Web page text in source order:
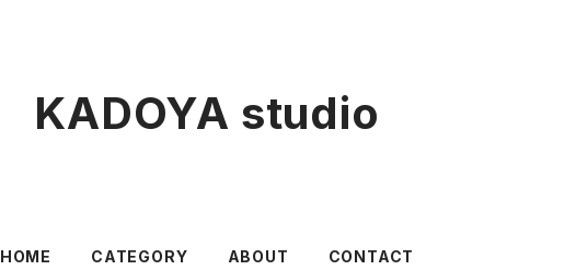
KADOYA studio
HOME CATEGORY ABOUT CONTACT